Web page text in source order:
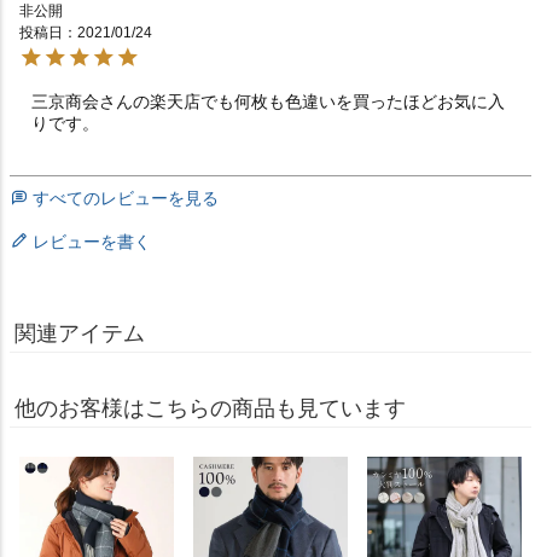
非公開
投稿日
2021/01/24
三京商会さんの楽天店でも何枚も色違いを買ったほどお気に入
りです。
すべてのレビューを見る
レビューを書く
関連アイテム
他のお客様はこちらの商品も見ています